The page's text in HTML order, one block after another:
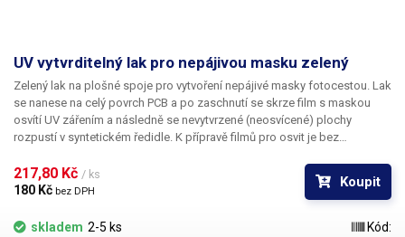
UV vytvrditelný lak pro nepájivou masku zelený
Zelený lak na plošné spoje pro vytvoření nepájivé masky fotocestou. Lak
se nanese na celý povrch PCB a po zaschnutí se skrze film s maskou
osvítí UV zářením a následně se nevytvrzené (neosvícené) plochy
rozpustí v syntetickém ředidle. K přípravě filmů pro osvit je bez
obraz nepájivé masky vytiskne.
217,80 Kč / ks
180 Kč bez DPH
Koupit
skladem 2-5 ks
Kód: